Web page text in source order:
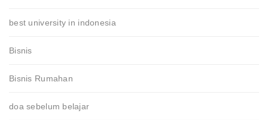
best university in indonesia
Bisnis
Bisnis Rumahan
doa sebelum belajar